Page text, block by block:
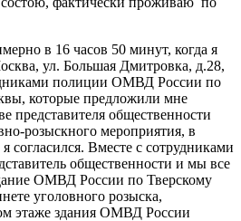
в 16 часов 50 минут, когда я
ул. Большая Дмитровка, д.28,
полиции ОМВД России по
которые предложили мне
представителя общественности
розыскного мероприятия, в
Вместе с сотрудниками
общественности и мы все
ОМВД России по Тверскому
уголовного розыска,
этаже здания ОМВД России